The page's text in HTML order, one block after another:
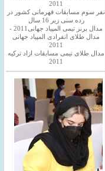
2011
نفر سوم مسابقات قهرمانی کشور در
رده سنی زیر 16 سال
مدال برنز تیمی المپیاد جهانی2011 -
مدال طلای انفرادی المپیاد جهانی
2011
مدال طلای تیمی مسابقات ازاد ترکیه
2011